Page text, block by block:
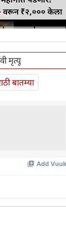
वरून ₹२,००० केला
मृत्यू
बातम्या